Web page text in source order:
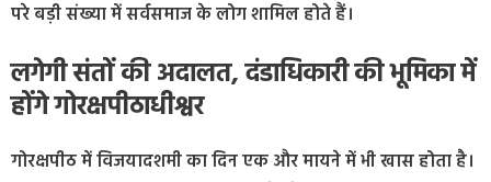
परे बड़ी संख्या में सर्वसमाज के लोग शामिल होते हैं।
लगेगी संतों की अदालत, दंडाधिकारी की भूमिका में
होंगे गोरक्षपीठाधीश्वर
गोरक्षपीठ में विजयादशमी का दिन एक और मायने में भी खास होता है।